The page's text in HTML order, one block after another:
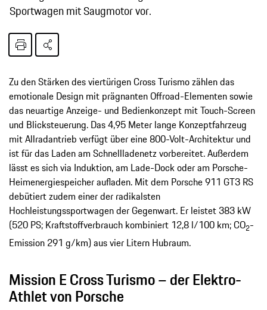
Sportwagen mit Saugmotor vor.
Zu den Stärken des viertürigen Cross Turismo zählen das
emotionale Design mit prägnanten Offroad-Elementen sowie
das neuartige Anzeige- und Bedienkonzept mit Touch-Screen
und Blicksteuerung. Das 4,95 Meter lange Konzeptfahrzeug
mit Allradantrieb verfügt über eine 800-Volt-Architektur und
ist für das Laden am Schnellladenetz vorbereitet. Außerdem
lässt es sich via Induktion, am Lade-Dock oder am Porsche-
Heimenergiespeicher aufladen. Mit dem Porsche 911 GT3 RS
debütiert zudem einer der radikalsten
Hochleistungssportwagen der Gegenwart. Er leistet 383 kW
(520 PS; Kraftstoffverbrauch kombiniert 12,8 l/100 km; CO2-
Emission 291 g/km) aus vier Litern Hubraum.
Mission E Cross Turismo – der Elektro-
Athlet von Porsche